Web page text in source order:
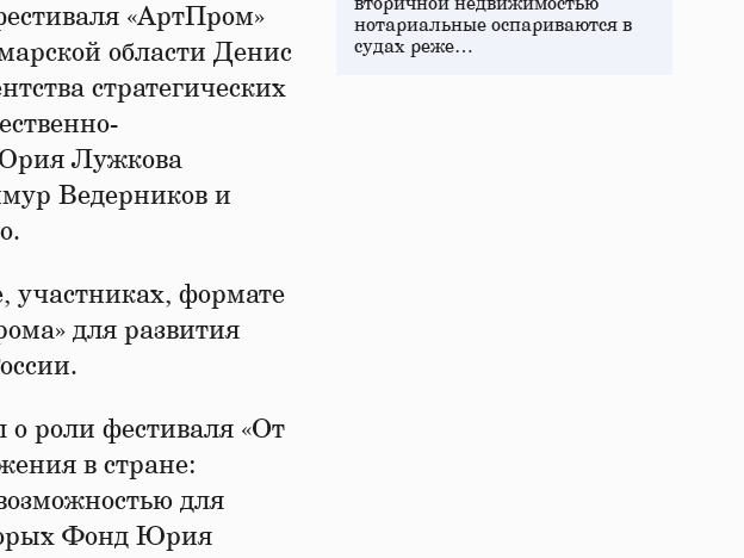
«АртПром»
области Денис
стратегических
Лужкова
Ведерников и
участниках, формате
для развития
роли фестиваля «От
в стране:
для
Фонд Юрия
нотариальные оспариваются в
судах реже…